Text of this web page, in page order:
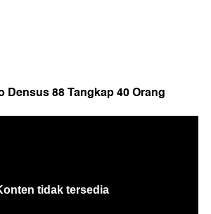
Densus 88 Tangkap 40 Orang